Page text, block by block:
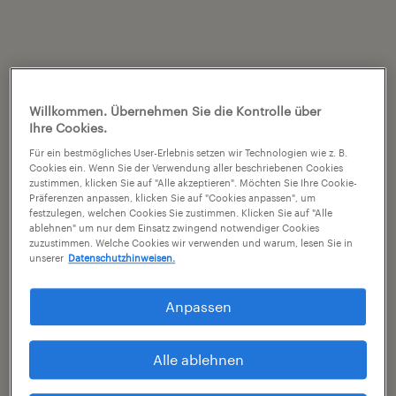
Willkommen. Übernehmen Sie die Kontrolle über
Ihre Cookies.
Für ein bestmögliches User-Erlebnis setzen wir Technologien wie z. B.
Cookies ein. Wenn Sie der Verwendung aller beschriebenen Cookies
zustimmen, klicken Sie auf "Alle akzeptieren". Möchten Sie Ihre Cookie-
Präferenzen anpassen, klicken Sie auf "Cookies anpassen", um
festzulegen, welchen Cookies Sie zustimmen. Klicken Sie auf "Alle
ablehnen" um nur dem Einsatz zwingend notwendiger Cookies
zuzustimmen. Welche Cookies wir verwenden und warum, lesen Sie in
unserer Datenschutzhinweisen.
Anpassen
Alle ablehnen